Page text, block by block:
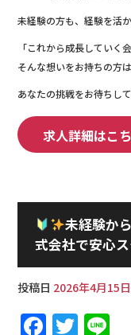
未経験の方も、経験を活
「これから成長していく
そんな想いをお持ちの方
あなたの挑戦をお待ちし
求人詳細はこ
未経験か
式会社で安心
投稿日 2026年4月15日
F T